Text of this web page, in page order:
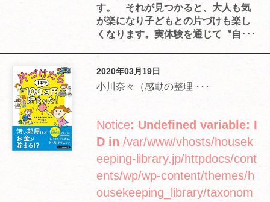
す。 それが見つかると、大人も気
が楽になり子どもとの片づけも楽し
くなります。実体験を通じて〝自･･･
2020年03月19日
小川奈々（感動の整理 ･･･
Notice: Undefined variable: I
D in /var/www/vhosts/housek
eeping-library.jp/httpdocs/cont
ents/wp/wp-content/themes/h
ousekeeping_library/taxonom